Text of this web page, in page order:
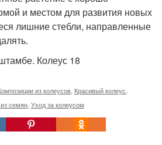
и местом для развития новых
лишние стебли, направленные
из колеусов Красивый колеус
семян Уход за колеусом